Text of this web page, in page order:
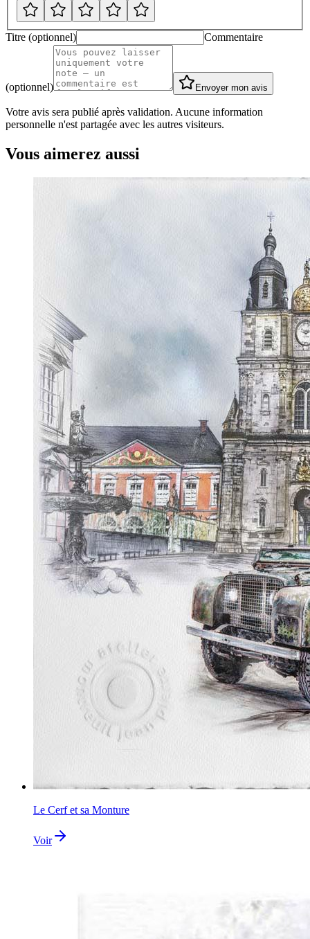
Titre (optionnel) Commentaire
(optionnel) Envoyer mon avis
Votre avis sera publié après validation. Aucune information
personnelle n'est partagée avec les autres visiteurs.
Vous aimerez aussi
Le Cerf et sa Monture
Voir